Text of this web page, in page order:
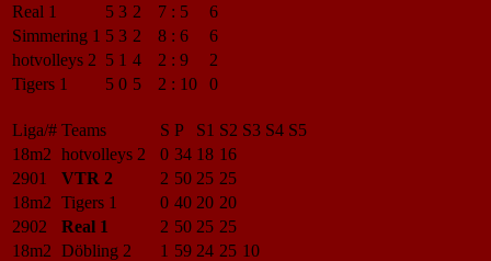
Real 1
5 3 2 7 : 5
6
Simmering 1 5 3 2 8 : 6
6
hotvolleys 2 5 1 4 2 : 9
2
Tigers 1
5 0 5 2 : 10 0
Liga/# Teams S P S1 S2 S3 S4 S5
18m2 hotvolleys 2 0 34 18 16
2901
VTR 2 2 50 25 25
18m2 Tigers 1 0 40 20 20
2902
Real 1 2 50 25 25
18m2 Döbling 2 1 59 24 25 10